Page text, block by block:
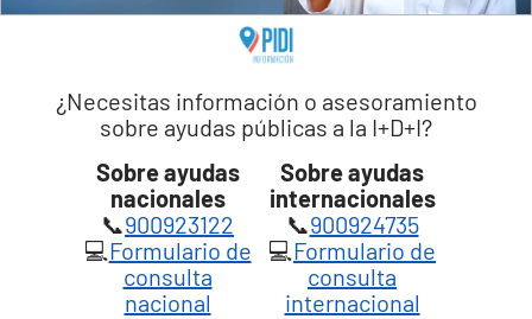
¿Necesitas información o asesoramiento
sobre ayudas públicas a la I+D+I?
Sobre ayudas
nacionales
Sobre ayudas
internacionales
📞900923122 📞900924735
💻Formulario de
consulta
nacional
💻Formulario de
consulta
internacional